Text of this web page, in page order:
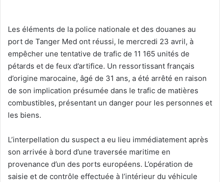
Les éléments de la police nationale et des douanes au
port de Tanger Med ont réussi, le mercredi 23 avril, à
empêcher une tentative de trafic de 11 165 unités de
pétards et de feux d’artifice. Un ressortissant français
d’origine marocaine, âgé de 31 ans, a été arrêté en raison
de son implication présumée dans le trafic de matières
combustibles, présentant un danger pour les personnes et
les biens.
L’interpellation du suspect a eu lieu immédiatement après
son arrivée à bord d’une traversée maritime en
provenance d’un des ports européens. L’opération de
saisie et de contrôle effectuée à l’intérieur du véhicule